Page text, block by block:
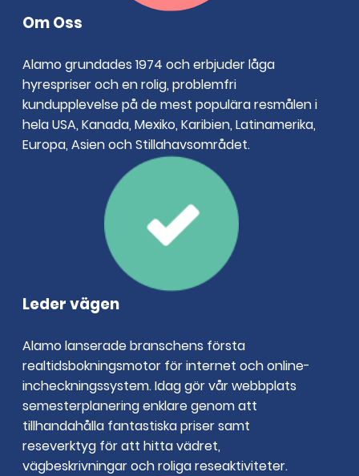
Om Oss
Alamo grundades 1974 och erbjuder låga
hyrespriser och en rolig, problemfri
kundupplevelse på de mest populära resmålen i
hela USA, Kanada, Mexiko, Karibien, Latinamerika,
Europa, Asien och Stillahavsområdet.
Leder vägen
Alamo lanserade branschens första
realtidsbokningsmotor för internet och online-
incheckningssystem. Idag gör vår webbplats
semesterplanering enklare genom att
tillhandahålla fantastiska priser samt
reseverktyg för att hitta vädret,
vägbeskrivningar och roliga reseaktiviteter.